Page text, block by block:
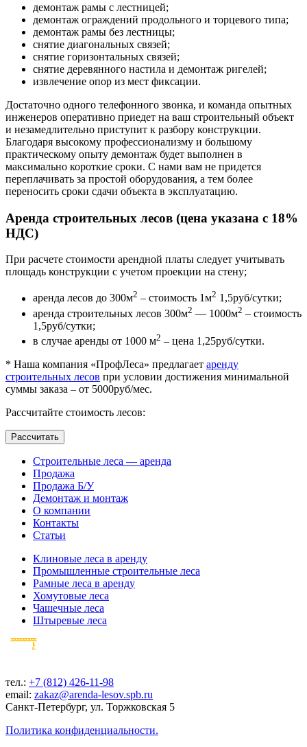
демонтаж рамы с лестницей;
демонтаж ограждений продольного и торцевого типа;
демонтаж рамы без лестницы;
снятие диагональных связей;
снятие горизонтальных связей;
снятие деревянного настила и демонтаж ригелей;
извлечение опор из мест фиксации.
Достаточно одного телефонного звонка, и команда опытных
инженеров оперативно приедет на ваш строительный объект
и незамедлительно приступит к разбору конструкции.
Благодаря высокому профессионализму и большому
практическому опыту демонтаж будет выполнен в
максимально короткие сроки. С нами вам не придется
переплачивать за простой оборудования, а тем более
переносить сроки сдачи объекта в эксплуатацию.
Аренда строительных лесов (цена указана с 18%
НДС)
При расчете стоимости арендной платы следует учитывать
площадь конструкции с учетом проекции на стену;
аренда лесов до 300м2 – стоимость 1м2 1,5руб/сутки;
аренда строительных лесов 300м2 — 1000м2 – стоимость
1,5руб/сутки;
в случае аренды от 1000 м2 – цена 1,25руб/сутки.
* Наша компания «ПрофЛеса» предлагает аренду
строительных лесов при условии достижения минимальной
суммы заказа – от 5000руб/мес.
Рассчитайте стоимость лесов:
Рассчитать
Строительные леса — аренда
Продажа
Продажа Б/У
Демонтаж и монтаж
О компании
Контакты
Статьи
Клиновые леса в аренду
Промышленные строительные леса
Рамные леса в аренду
Хомутовые леса
Чашечные леса
Штыревые леса
тел.: +7 (812) 426-11-98
email: zakaz@arenda-lesov.spb.ru
Санкт-Петербург, ул. Торжковская 5
Политика конфиденциальности.